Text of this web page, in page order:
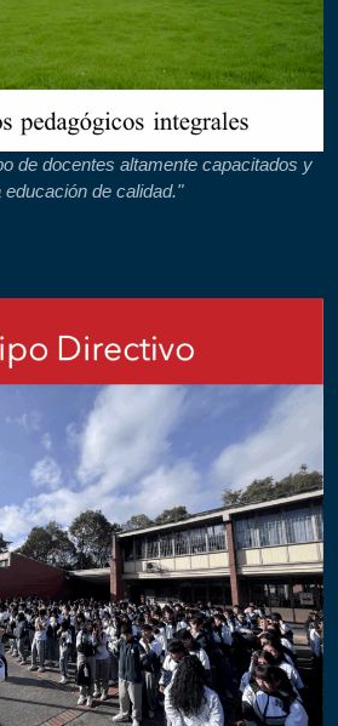
de docentes altamente capacitados y
de calidad."